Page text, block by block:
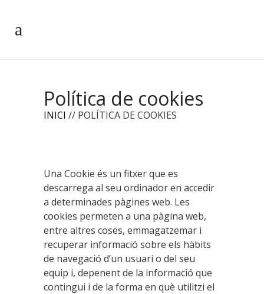
Política de cookies
INICI // POLÍTICA DE COOKIES
Una Cookie és un fitxer que es
descarrega al seu ordinador en accedir
a determinades pàgines web. Les
cookies permeten a una pàgina web,
entre altres coses, emmagatzemar i
recuperar informació sobre els hàbits
de navegació d’un usuari o del seu
equip i, depenent de la informació que
contingui i de la forma en què utilitzi el